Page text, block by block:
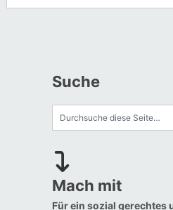
Suche
Mach mit
Für ein sozial gerechtes